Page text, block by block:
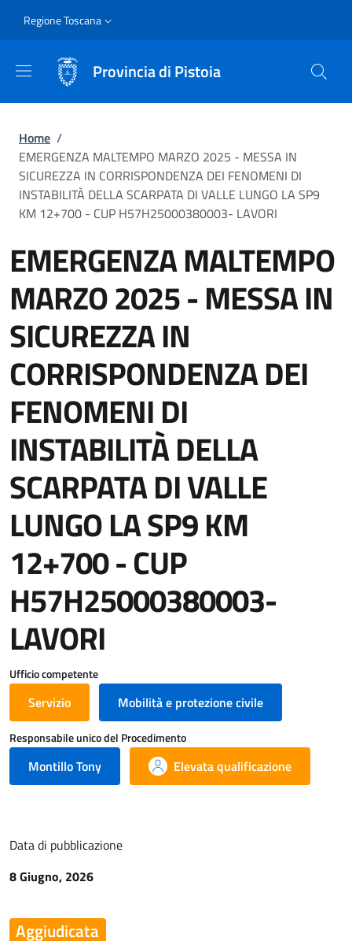
Slim
Regione Toscana
Provincia di Pistoia
Briciole di pane
Home /
EMERGENZA MALTEMPO MARZO 2025 - MESSA IN
SICUREZZA IN CORRISPONDENZA DEI FENOMENI DI
INSTABILITÀ DELLA SCARPATA DI VALLE LUNGO LA SP9
KM 12+700 - CUP H57H25000380003- LAVORI
EMERGENZA MALTEMPO
MARZO 2025 - MESSA IN
SICUREZZA IN
CORRISPONDENZA DEI
FENOMENI DI
INSTABILITÀ DELLA
SCARPATA DI VALLE
LUNGO LA SP9 KM
12+700 - CUP
H57H25000380003-
LAVORI
Ufficio competente
Servizio Mobilità e protezione civile
Responsabile unico del Procedimento
Montillo Tony Elevata qualificazione
Data di pubblicazione
8 Giugno, 2026
Aggiudicata